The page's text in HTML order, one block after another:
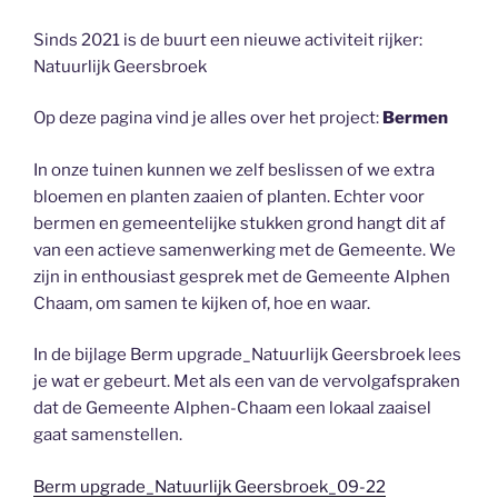
Sinds 2021 is de buurt een nieuwe activiteit rijker:
Natuurlijk Geersbroek
Op deze pagina vind je alles over het project: Bermen
In onze tuinen kunnen we zelf beslissen of we extra
bloemen en planten zaaien of planten. Echter voor
bermen en gemeentelijke stukken grond hangt dit af
van een actieve samenwerking met de Gemeente. We
zijn in enthousiast gesprek met de Gemeente Alphen
Chaam, om samen te kijken of, hoe en waar.
In de bijlage Berm upgrade_Natuurlijk Geersbroek lees
je wat er gebeurt. Met als een van de vervolgafspraken
dat de Gemeente Alphen-Chaam een lokaal zaaisel
gaat samenstellen.
Berm upgrade_Natuurlijk Geersbroek_09-22